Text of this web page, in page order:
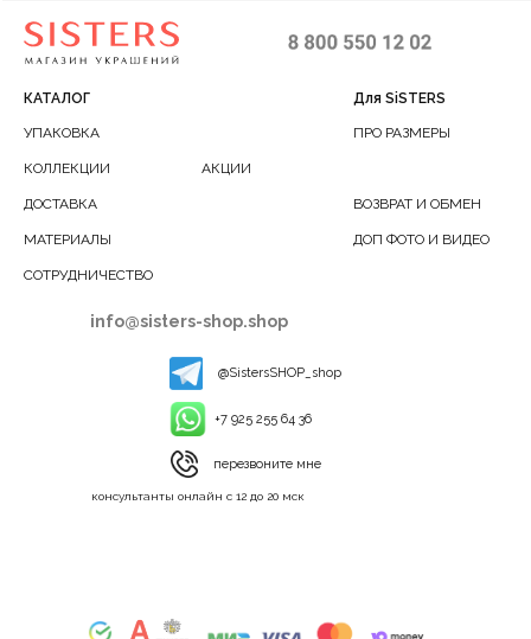
КАТАЛОГ Для SiSTERS
info@sisters-shop.shop
УПАКОВКА
ДОСТАВКА
КОЛЛЕКЦИИ
ПРО РАЗМЕРЫ
АКЦИИ
ВОЗВРАТ И ОБМЕН
ДОП ФОТО И ВИДЕО
консультанты онлайн с 12 до 20 мск
@SistersSHOP_shop
+7 925 255 64 36
перезвоните мне
МАТЕРИАЛЫ
СОТРУДНИЧЕСТВО